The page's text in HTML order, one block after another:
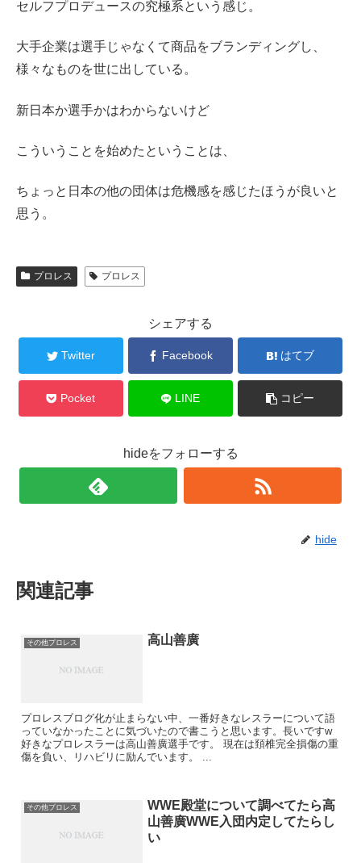
セルフプロデュースの究極系という感じ。
大手企業は選手じゃなくて商品をブランディングし、
様々なものを世に出している。
新日本か選手かはわからないけど
こういうことを始めたということは、
ちょっと日本の他の団体は危機感を感じたほうが良いと
思う。
プロレス プロレス
シェアする
Twitter Facebook はてブ
Pocket LINE コピー
hideをフォローする
hide
関連記事
その他プロレス 高山善廣
プロレスブログ化が止まらない中、一番好きなレスラーについて語
っていなかったことに気づいたので書こうと思います。長いですw
好きなプロレスラーは高山善廣選手です。 現在は頚椎完全損傷の重
傷を負い、リハビリに励んでいます。 ...
その他プロレス
WWE殿堂について調べてたら高
山善廣WWE入団内定してたらし
い